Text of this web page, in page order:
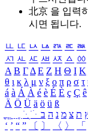
北京 을 입력
시면 됩니다.
ㅥ ㅦ ㅧ ㅨ ㅩ ㅪ ㅫ
ㅺ ㅻ ㅼ ㅽ ㅾ ㅿ ㆀ
Α Β ΓΔ Ε Ζ Η Θ Ι Κ
θ ι κ λ μ ν ξ ο π ρ σ τ
á à Á À é è É È ç Ç ê
Ä Ö Ü ä ö ü ß
ִֶֹ ֻּ ׁׂ ת צ מ נ ה ב
‘ ’ “ ” 〔 〕 〈 〉 「